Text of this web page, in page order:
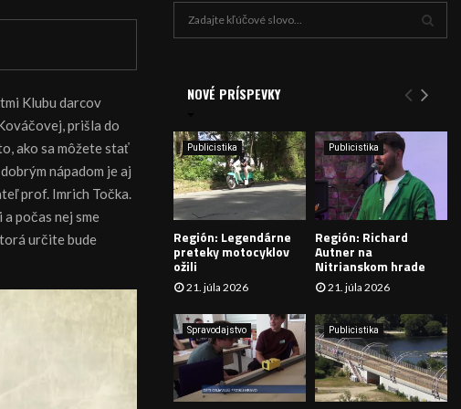
Klubu darcov
prišla do
ako sa môžete stať
nápadom je aj
prof. Imrich Točka.
počas nej sme
určite bude
e
:
Y
H
A
Á
V
A
N
NOVÉ PRÍSPEVKY
Publicistika
Región: Legendárne
preteky motocyklov
ožili
21. júla 2026
Publicistika
Región: Richard
Autner na
Nitrianskom hrade
21. júla 2026
Spravodajstvo Publicistika